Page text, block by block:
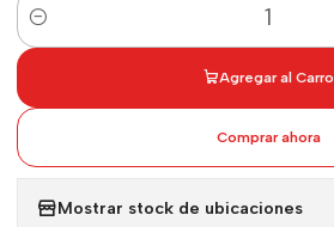
Cantidad
Agregar al Carro
Comprar ahora
Mostrar stock de ubicaciones